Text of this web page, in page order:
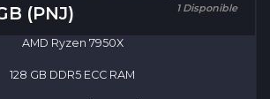
(PNJ)
1 Disponible
AMD Ryzen 7950X
128 GB DDR5 ECC RAM